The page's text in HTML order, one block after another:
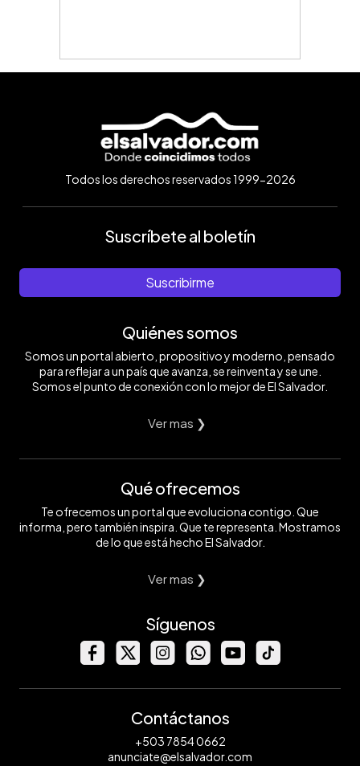
Todos los derechos reservados 1999-2026
Suscríbete al boletín
Suscribirme
Quiénes somos
Somos un portal abierto, propositivo y moderno, pensado
para reflejar a un país que avanza, se reinventa y se une.
Somos el punto de conexión con lo mejor de El Salvador.
Ver mas ❯
Qué ofrecemos
Te ofrecemos un portal que evoluciona contigo. Que
informa, pero también inspira. Que te representa. Mostramos
de lo que está hecho El Salvador.
Ver mas ❯
Síguenos
Contáctanos
+503 7854 0662
anunciate@elsalvador.com